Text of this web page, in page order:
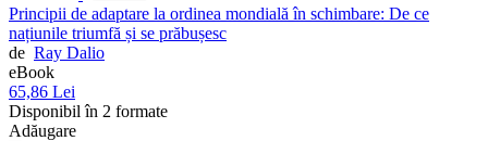
Principii de adaptare la ordinea mondială în schimbare: De ce
națiunile triumfă și se prăbușesc
de Ray Dalio
eBook
65,86 Lei
Disponibil în 2 formate
Adăugare